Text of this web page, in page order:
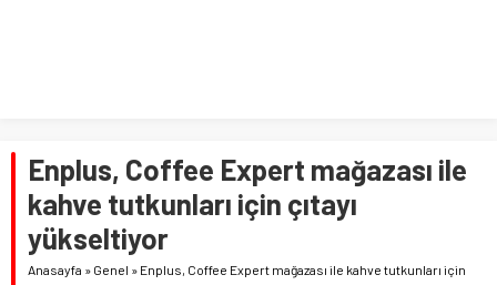
Enplus, Coffee Expert mağazası ile
kahve tutkunları için çıtayı
yükseltiyor
Anasayfa » Genel » Enplus, Coffee Expert mağazası ile kahve tutkunları için